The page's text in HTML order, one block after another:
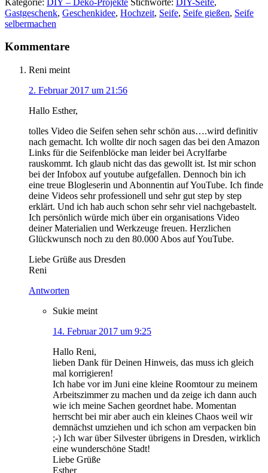
Gastgeschenk, Geschenkidee, Hochzeit, Seife, Seife gießen, Seife
selbermachen
Kommentare
Reni meint
2. Februar 2017 um 21:56
Hallo Esther,
tolles Video die Seifen sehen sehr schön aus….wird definitiv
nach gemacht. Ich wollte dir noch sagen das bei den Amazon
Links für die Seifenblöcke man leider bei Acrylfarbe
rauskommt. Ich glaub nicht das das gewollt ist. Ist mir schon
bei der Infobox auf youtube aufgefallen. Dennoch bin ich
eine treue Blogleserin und Abonnentin auf YouTube. Ich finde
deine Videos sehr professionell und sehr gut step by step
erklärt. Und ich hab auch schon sehr sehr viel nachgebastelt.
Ich persönlich würde mich über ein organisations Video
deiner Materialien und Werkzeuge freuen. Herzlichen
Glückwunsch noch zu den 80.000 Abos auf YouTube.
Liebe Grüße aus Dresden
Reni
Antworten
Sukie meint
14. Februar 2017 um 9:25
Hallo Reni,
lieben Dank für Deinen Hinweis, das muss ich gleich
mal korrigieren!
Ich habe vor im Juni eine kleine Roomtour zu meinem
Arbeitszimmer zu machen und da zeige ich dann auch
wie ich meine Sachen geordnet habe. Momentan
herrscht bei mir aber auch ein kleines Chaos weil wir
demnächst umziehen und ich schon am verpacken bin
;-) Ich war über Silvester übrigens in Dresden, wirklich
eine wunderschöne Stadt!
Liebe Grüße
Esther